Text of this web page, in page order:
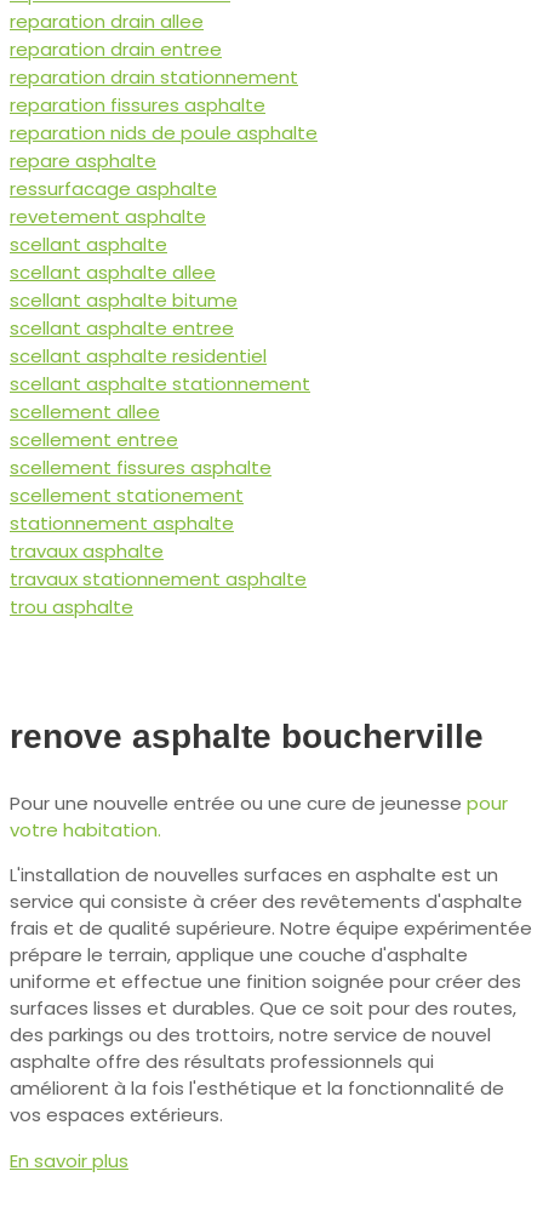
reparation drain allee
reparation drain entree
reparation drain stationnement
reparation fissures asphalte
reparation nids de poule asphalte
repare asphalte
ressurfacage asphalte
revetement asphalte
scellant asphalte
scellant asphalte allee
scellant asphalte bitume
scellant asphalte entree
scellant asphalte residentiel
scellant asphalte stationnement
scellement allee
scellement entree
scellement fissures asphalte
scellement stationement
stationnement asphalte
travaux asphalte
travaux stationnement asphalte
trou asphalte
renove asphalte boucherville
Pour une nouvelle entrée ou une cure de jeunesse pour
votre habitation.
L'installation de nouvelles surfaces en asphalte est un
service qui consiste à créer des revêtements d'asphalte
frais et de qualité supérieure. Notre équipe expérimentée
prépare le terrain, applique une couche d'asphalte
uniforme et effectue une finition soignée pour créer des
surfaces lisses et durables. Que ce soit pour des routes,
des parkings ou des trottoirs, notre service de nouvel
asphalte offre des résultats professionnels qui
améliorent à la fois l'esthétique et la fonctionnalité de
vos espaces extérieurs.
En savoir plus